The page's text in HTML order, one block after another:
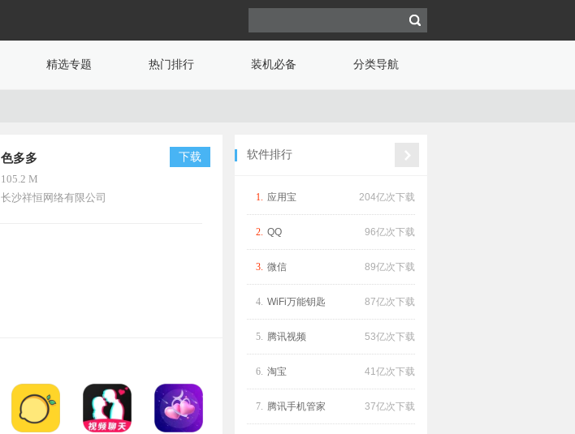
精选专题 热门排行 装机必备 分类导航
色多多
105.2 M
长沙祥恒网络有限公司
下载 软件排行
204亿次下载
1. 应用宝
96亿次下载
2. QQ
89亿次下载
3. 微信
87亿次下载
4. WiFi万能钥匙
53亿次下载
5. 腾讯视频
41亿次下载
6. 淘宝
37亿次下载
7. 腾讯手机管家